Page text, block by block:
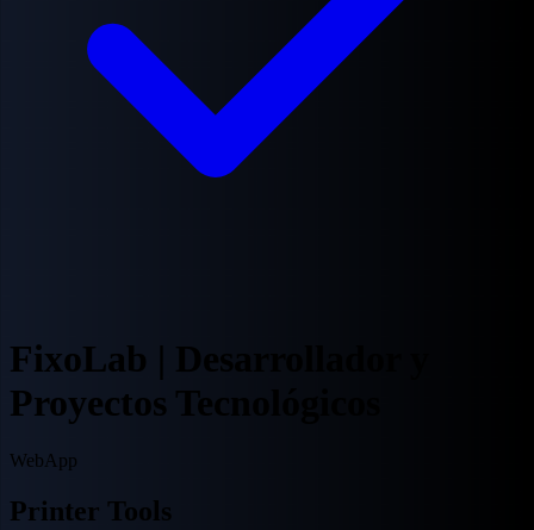
FixoLab | Desarrollador y
Proyectos Tecnológicos
WebApp
Printer Tools